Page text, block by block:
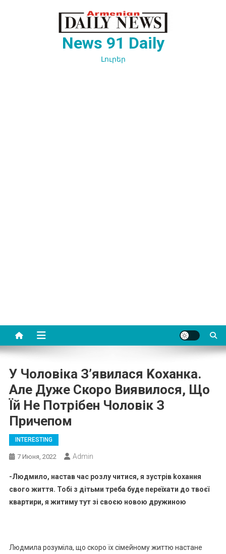
News 91 Daily
Լուրեր
У Чоловіка З’явилася Kоханка.
Але Дуже Скоро Виявилося, Що
Їй Не Потрібен Чоловік З
Причепом
INTERESTING
7 Июня, 2022 Admin
-Людмило, настав час розлу читися, я зустрів kохання
свого життя. Тобі з дітьми треба буде переїхати до твоєї
квартири, я житиму тут зі своєю новою дружиною
Людмила розуміла, що скоро їх сімейному життю настане